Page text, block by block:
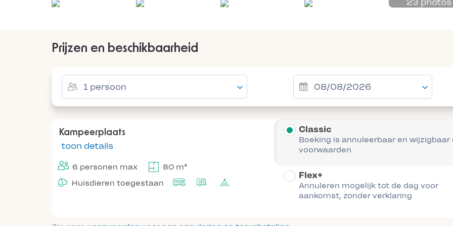
23 photos
Prijzen en beschikbaarheid
Kampeerplaats
toon details
6 personen max
80 m²
Huisdieren toegestaan
Classic
Boeking is annuleerbaar en wijzigbaar
voorwaarden
Flex+
Annuleren mogelijk tot de dag voor
aankomst, zonder verklaring